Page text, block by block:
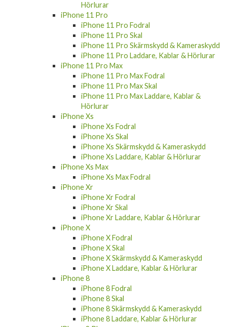
Hörlurar
iPhone 11 Pro
iPhone 11 Pro Fodral
iPhone 11 Pro Skal
iPhone 11 Pro Skärmskydd & Kameraskydd
iPhone 11 Pro Laddare, Kablar & Hörlurar
iPhone 11 Pro Max
iPhone 11 Pro Max Fodral
iPhone 11 Pro Max Skal
iPhone 11 Pro Max Laddare, Kablar &
Hörlurar
iPhone Xs
iPhone Xs Fodral
iPhone Xs Skal
iPhone Xs Skärmskydd & Kameraskydd
iPhone Xs Laddare, Kablar & Hörlurar
iPhone Xs Max
iPhone Xs Max Fodral
iPhone Xr
iPhone Xr Fodral
iPhone Xr Skal
iPhone Xr Laddare, Kablar & Hörlurar
iPhone X
iPhone X Fodral
iPhone X Skal
iPhone X Skärmskydd & Kameraskydd
iPhone X Laddare, Kablar & Hörlurar
iPhone 8
iPhone 8 Fodral
iPhone 8 Skal
iPhone 8 Skärmskydd & Kameraskydd
iPhone 8 Laddare, Kablar & Hörlurar